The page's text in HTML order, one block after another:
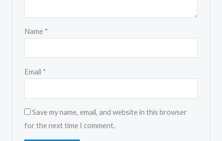
Name *
Email *
Save my name, email, and website in this browser
for the next time I comment.